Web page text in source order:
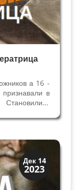
а 16 -
в
в некоторых
Дек 14
2023